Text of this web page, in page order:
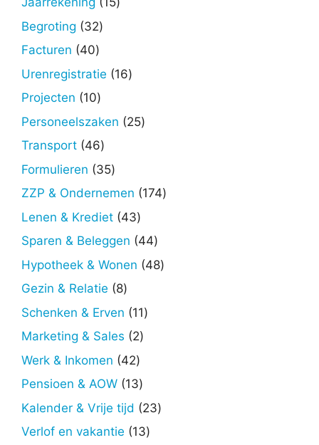
Begroting 3232
Facturen 4040
producten
Urenregistratie 1616
Projecten 1010
producten
Personeelszaken 2525
Transport 4646
producten
Formulieren 3535
producten
ZZP & Ondernemen 174174
Lenen & Krediet 4343
producten
Sparen & Beleggen 4444
producten
Hypotheek & Wonen 4848
Gezin & Relatie 88
producten
Schenken & Erven 1111
Marketing & Sales 22
Werk & Inkomen 4242
producten
Pensioen & AOW 1313
producten
Kalender & Vrije tijd 2323
Verlof en vakantie 1313